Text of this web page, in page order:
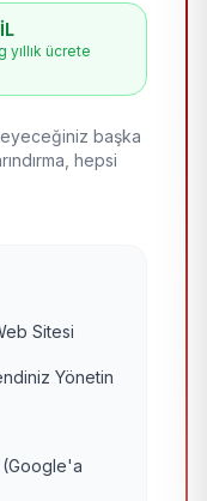
yıllık ücrete
başka
hepsi
Sitesi
Yönetin
(Google'a